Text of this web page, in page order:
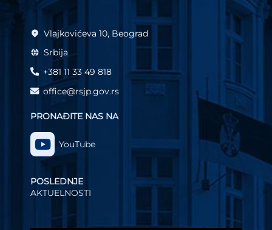
Vlajkovićeva 10, Beograd
Srbija
+381 11 33 49 818
office@rsjp.gov.rs
PRONAĐITE NAS NA
YouTube
POSLEDNJE
AKTUELNOSTI